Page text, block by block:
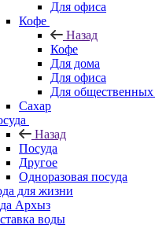
Для офиса
Кофе
Назад
Кофе
Для дома
Для офиса
Для общественных
Сахар
Назад
Посуда
Другое
Одноразовая посуда
для жизни
Архыз
воды